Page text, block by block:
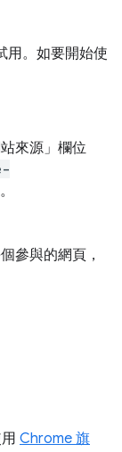
用。如要開始使
來源」欄位
。
參與的網頁，
Chrome 旗